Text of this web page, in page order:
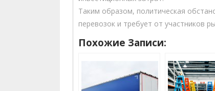
Таким образом, политическая
перевозок и требует от участников
Похожие Записи: